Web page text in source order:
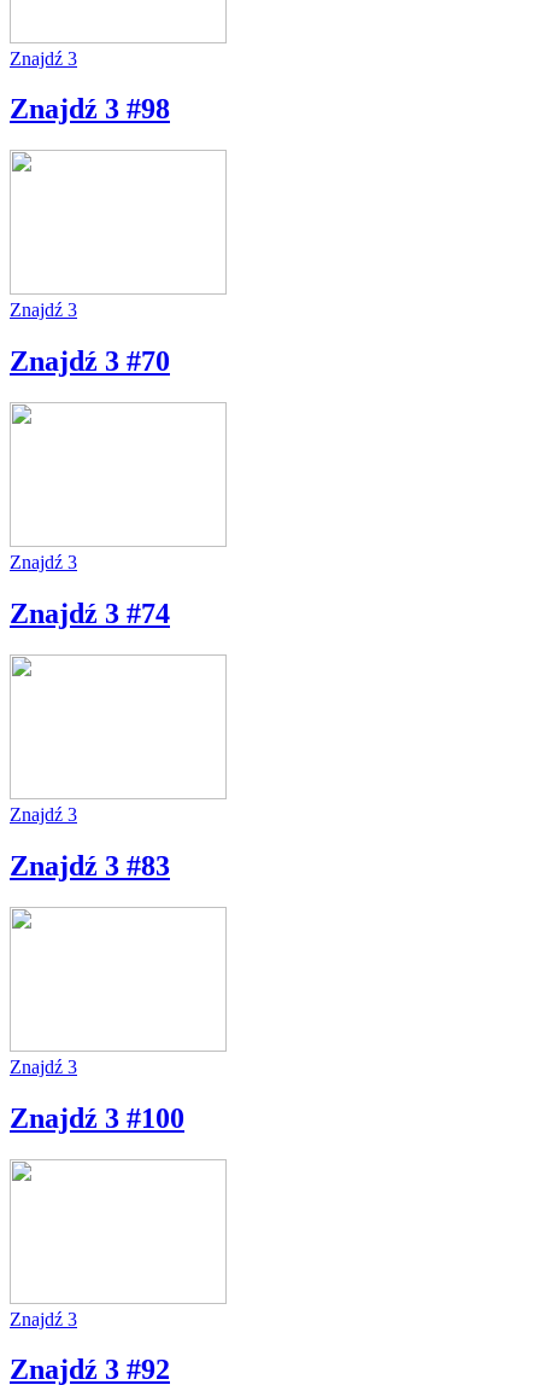
Znajdź 3
Znajdź 3 #98
Znajdź 3
Znajdź 3 #70
Znajdź 3
Znajdź 3 #74
Znajdź 3
Znajdź 3 #83
Znajdź 3
Znajdź 3 #100
Znajdź 3
Znajdź 3 #92